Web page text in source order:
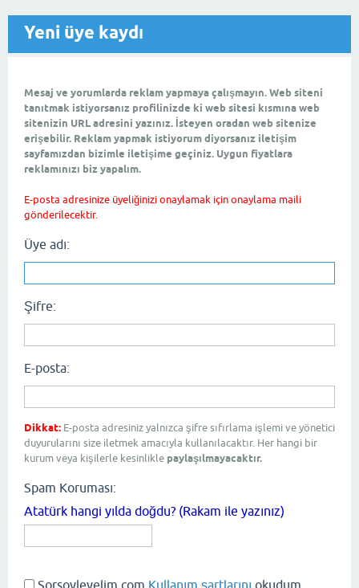
Yeni üye kaydı
Mesaj ve yorumlarda reklam yapmaya çalışmayın. Web siteni
tanıtmak istiyorsanız profilinizde ki web sitesi kısmına web
sitenizin URL adresini yazınız. İsteyen oradan web sitenize
erişebilir. Reklam yapmak istiyorum diyorsanız iletişim
sayfamızdan bizimle iletişime geçiniz. Uygun fiyatlara
reklamınızı biz yapalım.
E-posta adresinize üyeliğinizi onaylamak için onaylama maili
gönderilecektir.
Üye adı:
Şifre:
E-posta:
Dikkat: E-posta adresiniz yalnızca şifre sıfırlama işlemi ve yönetici
duyurularını size iletmek amacıyla kullanılacaktır. Her hangi bir
kurum veya kişilerle kesinlikle paylaşılmayacaktır.
Spam Koruması:
Atatürk hangi yılda doğdu? (Rakam ile yazınız)
Sorsoyleyelim.com Kullanım şartlarını okudum,